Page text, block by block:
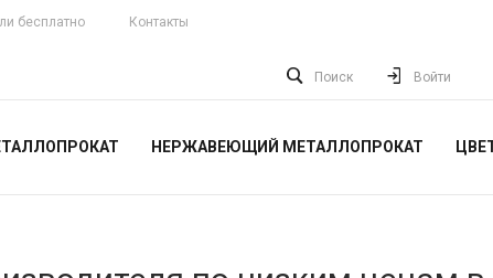
бесплатно Контакты
Поиск Войти
НЕРЖАВЕЮЩИЙ МЕТАЛЛОПРОКАТ